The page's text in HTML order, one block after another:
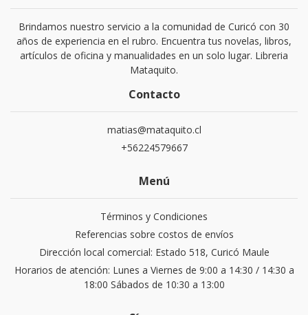
Brindamos nuestro servicio a la comunidad de Curicó con 30
años de experiencia en el rubro. Encuentra tus novelas, libros,
artículos de oficina y manualidades en un solo lugar. Libreria
Mataquito.
Contacto
matias@mataquito.cl
+56224579667
Menú
Términos y Condiciones
Referencias sobre costos de envíos
Dirección local comercial: Estado 518, Curicó Maule
Horarios de atención: Lunes a Viernes de 9:00 a 14:30 / 14:30 a
18:00 Sábados de 10:30 a 13:00